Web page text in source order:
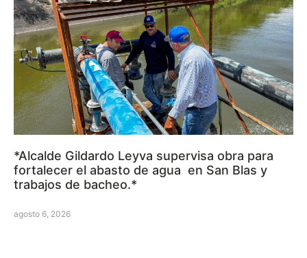
*Alcalde Gildardo Leyva supervisa obra para
fortalecer el abasto de agua en San Blas y
trabajos de bacheo.*
agosto 6, 2026